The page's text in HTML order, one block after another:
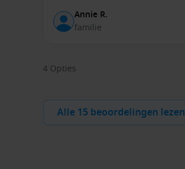
Annie R.
familie
4 Opties
Alle 15 beoordelingen lezen